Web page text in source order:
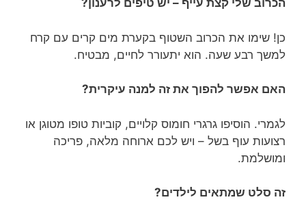
הכרוב שלי קצת עייף – יש טיפים לרענון?
כן! שימו את הכרוב השטוף בקערת מים קרים עם קרח
למשך רבע שעה. הוא יתעורר לחיים, מבטיח.
האם אפשר להפוך את זה למנה עיקרית?
לגמרי. הוסיפו גרגרי חומוס קלויים, קוביות טופו מטוגן או
רצועות עוף בשל – ויש לכם ארוחה מלאה, פריכה
ומושלמת.
זה סלט שמתאים לילדים?